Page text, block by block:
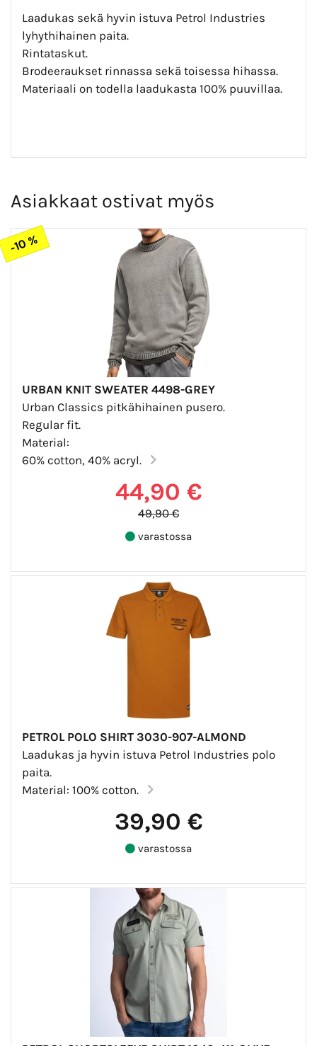
Laadukas sekä hyvin istuva Petrol Industries
lyhythihainen paita.
Rintataskut.
Brodeeraukset rinnassa sekä toisessa hihassa.
Materiaali on todella laadukasta 100% puuvillaa.
Asiakkaat ostivat myös
-10 %
URBAN KNIT SWEATER 4498-GREY
Urban Classics pitkähihainen pusero.
Regular fit.
Material:
60% cotton, 40% acryl.
44,90 €
49,90 €
varastossa
PETROL POLO SHIRT 3030-907-ALMOND
Laadukas ja hyvin istuva Petrol Industries polo
paita.
Material: 100% cotton.
39,90 €
varastossa